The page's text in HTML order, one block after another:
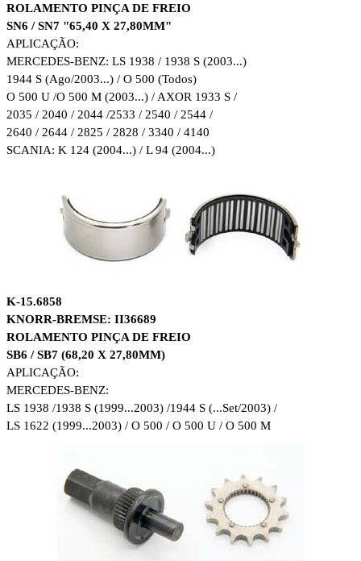
ROLAMENTO PINÇA DE FREIO
SN6 / SN7 "65,40 X 27,80MM"
APLICAÇÃO:
MERCEDES-BENZ: LS 1938 / 1938 S (2003...)
1944 S (Ago/2003...) / O 500 (Todos)
O 500 U /O 500 M (2003...) / AXOR 1933 S /
2035 / 2040 / 2044 /2533 / 2540 / 2544 /
2640 / 2644 / 2825 / 2828 / 3340 / 4140
SCANIA: K 124 (2004...) / L 94 (2004...)
K-15.6858
KNORR-BREMSE: II36689
ROLAMENTO PINÇA DE FREIO
SB6 / SB7 (68,20 X 27,80MM)
APLICAÇÃO:
MERCEDES-BENZ:
LS 1938 /1938 S (1999...2003) /1944 S (...Set/2003) /
LS 1622 (1999...2003) / O 500 / O 500 U / O 500 M